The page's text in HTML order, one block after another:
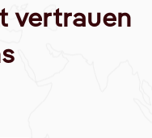
vertrauen